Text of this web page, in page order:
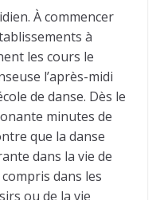
À commencer
à
les cours le
l’après-midi
de danse. Dès le
minutes de
que la danse
dans la vie de
dans les
ou de la vie